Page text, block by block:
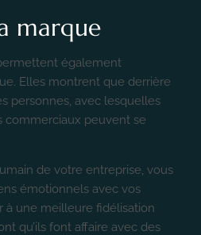
marque
également
Elles montrent que derrière
personnes, avec lesquelles
commerciaux peuvent se
de votre entreprise, vous
émotionnels avec vos
à une meilleure fidélisation
qu’ils font affaire avec des